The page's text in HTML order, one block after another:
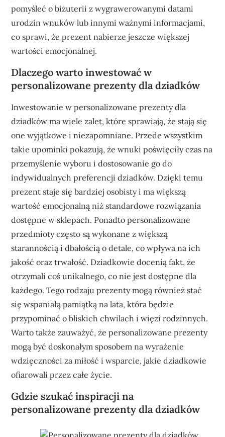
pomyśleć o biżuterii z wygrawerowanymi datami
urodzin wnuków lub innymi ważnymi informacjami,
co sprawi, że prezent nabierze jeszcze większej
wartości emocjonalnej.
Dlaczego warto inwestować w
personalizowane prezenty dla dziadków
Inwestowanie w personalizowane prezenty dla
dziadków ma wiele zalet, które sprawiają, że stają się
one wyjątkowe i niezapomniane. Przede wszystkim
takie upominki pokazują, że wnuki poświęciły czas na
przemyślenie wyboru i dostosowanie go do
indywidualnych preferencji dziadków. Dzięki temu
prezent staje się bardziej osobisty i ma większą
wartość emocjonalną niż standardowe rozwiązania
dostępne w sklepach. Ponadto personalizowane
przedmioty często są wykonane z większą
starannością i dbałością o detale, co wpływa na ich
jakość oraz trwałość. Dziadkowie docenią fakt, że
otrzymali coś unikalnego, co nie jest dostępne dla
każdego. Tego rodzaju prezenty mogą również stać
się wspaniałą pamiątką na lata, która będzie
przypominać o bliskich chwilach i więzi rodzinnych.
Warto także zauważyć, że personalizowane prezenty
mogą być doskonałym sposobem na wyrażenie
wdzięczności za miłość i wsparcie, jakie dziadkowie
ofiarowali przez całe życie.
Gdzie szukać inspiracji na
personalizowane prezenty dla dziadków